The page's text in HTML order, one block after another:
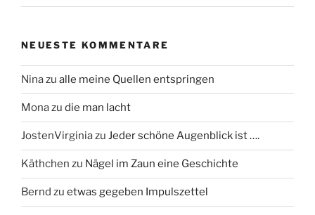
NEUESTE KOMMENTARE
Ninazu alle meine Quellen entspringen
Monazu die man lacht
JostenVirginiazu Jeder schöne Augenblick ist ….
Käthchen zu Nägel im Zaun eine Geschichte
Bernd zu etwas gegeben Impulszettel